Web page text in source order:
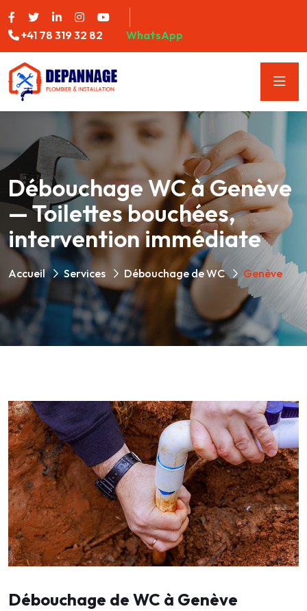
+41 78 319 32 82 WhatsApp
Débouchage WC à Genève
— Toilettes bouchées,
intervention immédiate
Accueil Services Débouchage de WC Genève
Débouchage de WC à Genève